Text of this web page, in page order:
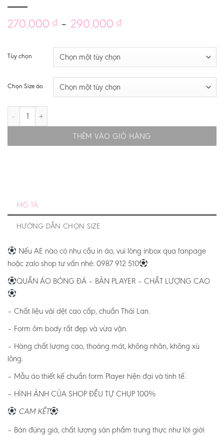
270.000 ₫ – 290.000 ₫Khoảng
từ
đến
290.000 ₫
Tùy chọn
Chọn Size áo
THÊM VÀO GIỎ HÀNG
MÔ TẢ
HƯỚNG DẪN CHỌN SIZE
Nếu AE nào có nhu cầu in áo, vui lòng inbox qua fanpage
hoặc zalo shop tư vấn nhé: 0987 912 510
QUẦN ÁO BÓNG ĐÁ – BẢN PLAYER – CHẤT LƯỢNG CAO
– Chất liệu vải dệt cao cấp, chuẩn Thái Lan.
– Form ôm body rất đẹp và vừa vặn.
– Hàng chất lượng cao, thoáng mát, không nhăn, không xù
lông.
– Mẫu áo thiết kế chuẩn form Player hiện đại và tinh tế.
– HÌNH ẢNH CỦA SHOP ĐỀU TỰ CHỤP 100%
CAM KẾT
– Bán đúng giá, chất lượng sản phẩm trung thực như lời giới